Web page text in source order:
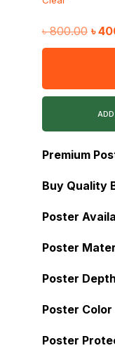
৳800.00
৳
৳
Premium
Buy Quality
Poster
Poster
Poster
Poster
Poster